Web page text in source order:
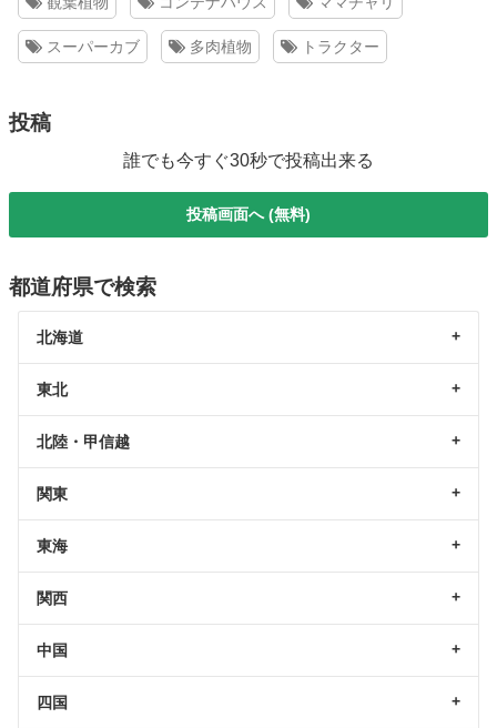
スーパーカブ 多肉植物 トラクター
投稿
誰でも今すぐ30秒で投稿出来る
投稿画面へ (無料)
都道府県で検索
北海道
東北
北陸・甲信越
関東
東海
関西
中国
四国